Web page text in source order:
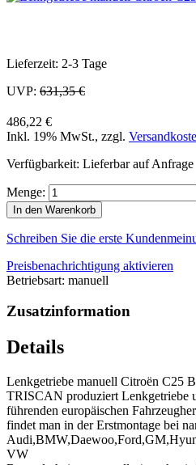
Lieferzeit: 2-3 Tage
UVP: 631,35 €
486,22 €
Inkl. 19% MwSt., zzgl.
Verfügbarkeit: Lieferbar auf Anfrage
Menge:
In den Warenkorb
Schreiben Sie die erste
Preisbenachrichtigung aktivieren
Betriebsart: manuell
Zusatzinformation
Details
Lenkgetriebe manuell Citroën C25
TRISCAN produziert Lenkgetriebe
führenden europäischen
findet man in der Erstmontage bei
VW